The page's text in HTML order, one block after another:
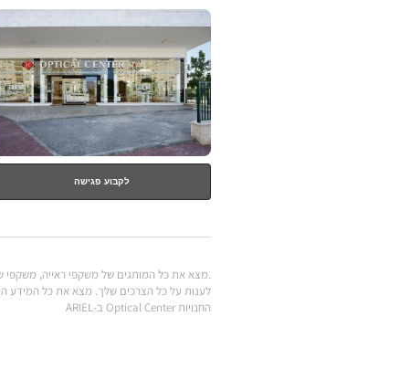
לחץ
ENTER
למידע
נוסף
לקבוע פגישה
החנויות Optical Center ב-ARIEL